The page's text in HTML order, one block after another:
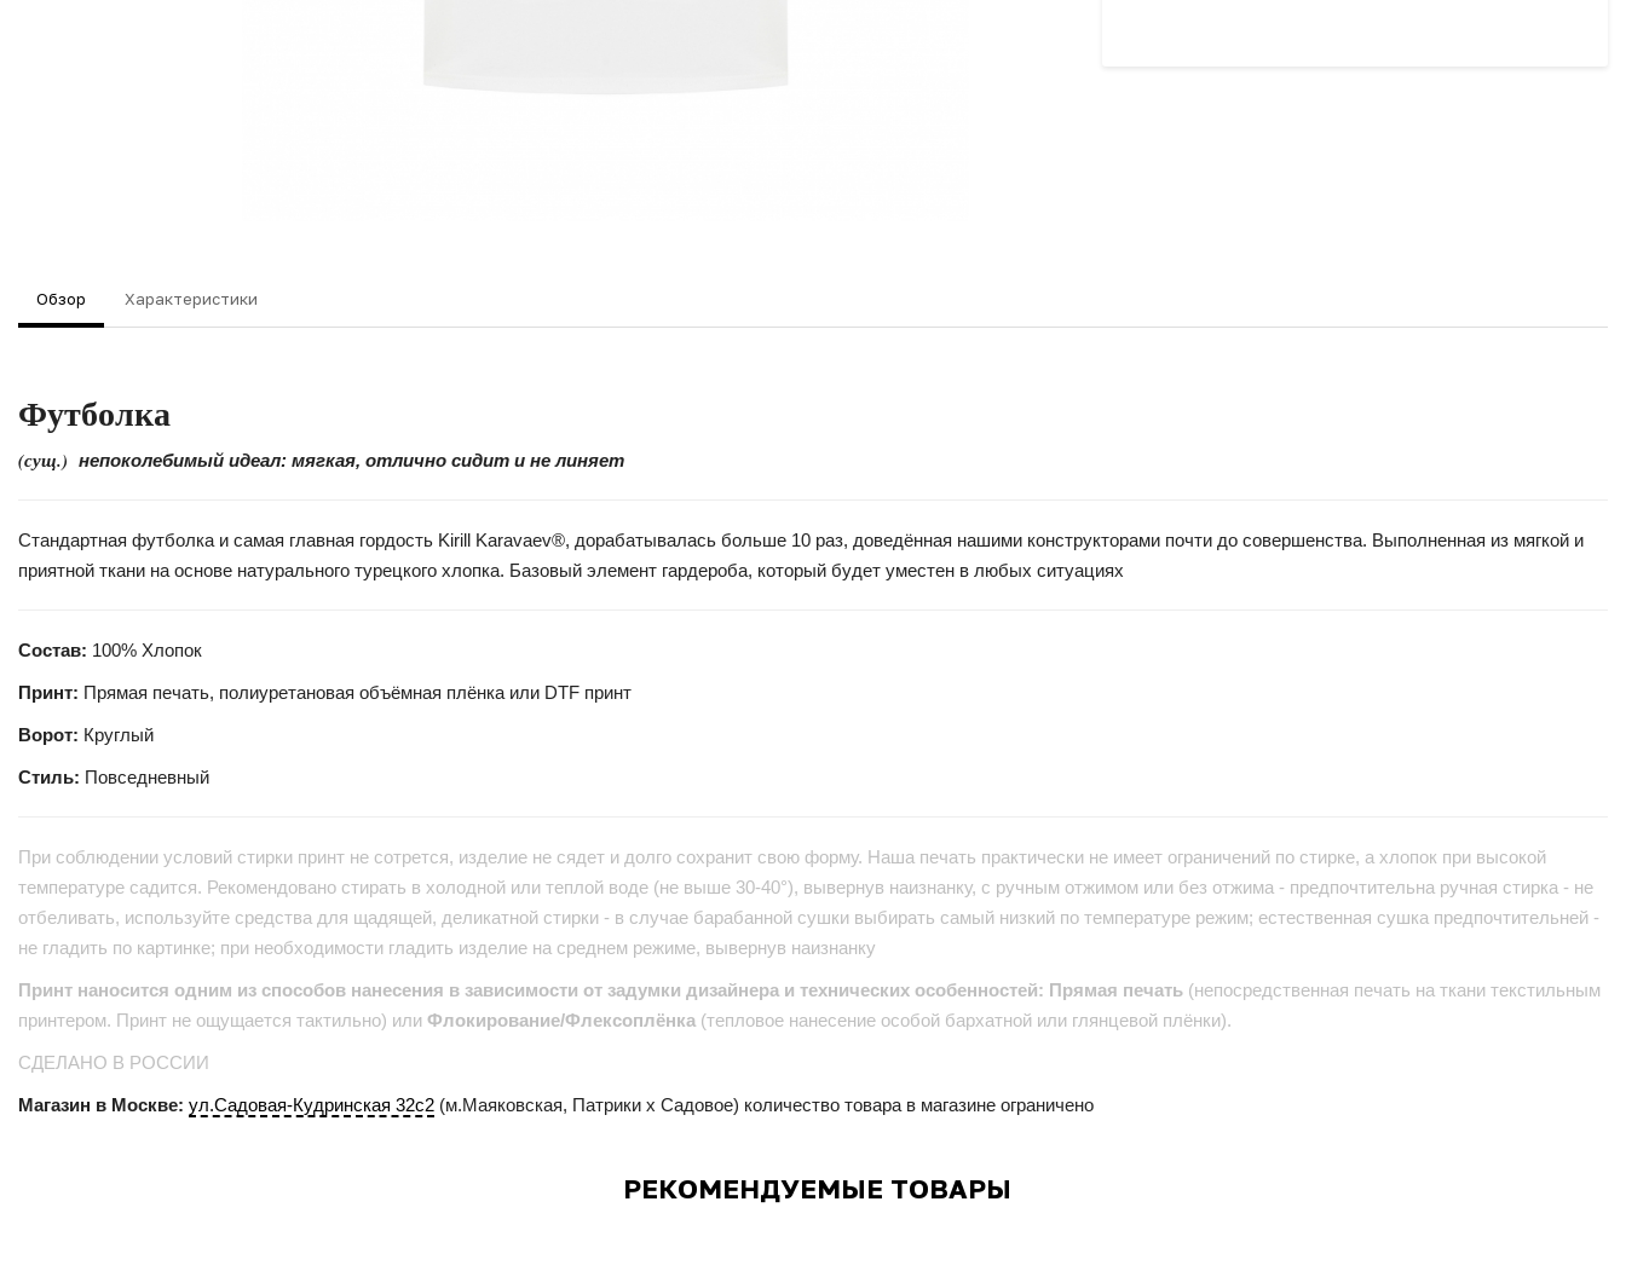
Обзор Характеристики
Футболка
(сущ.) непоколебимый идеал: мягкая, отлично сидит и не линяет
Стандартная футболка и самая главная гордость Kirill Karavaev®, дорабатывалась больше 10 раз, доведённая нашими конструкторами почти до совершенства. Выполненная из мягкой и
приятной ткани на основе натурального турецкого хлопка. Базовый элемент гардероба, который будет уместен в любых ситуациях
Состав: 100% Хлопок
Принт: Прямая печать, полиуретановая объёмная плёнка или DTF принт
Ворот: Круглый
Стиль: Повседневный
При соблюдении условий стирки принт не сотрется, изделие не сядет и долго сохранит свою форму. Наша печать практически не имеет ограничений по стирке, а хлопок при высокой
температуре садится. Рекомендовано стирать в холодной или теплой воде (не выше 30-40°), вывернув наизнанку, с ручным отжимом или без отжима - предпочтительна ручная стирка - не
отбеливать, используйте средства для щадящей, деликатной стирки - в случае барабанной сушки выбирать самый низкий по температуре режим; естественная сушка предпочтительней -
не гладить по картинке; при необходимости гладить изделие на среднем режиме, вывернув наизнанку
Принт наносится одним из способов нанесения в зависимости от задумки дизайнера и технических особенностей: Прямая печать (непосредственная печать на ткани текстильным
принтером. Принт не ощущается тактильно) или Флокирование/Флексоплёнка (тепловое нанесение особой бархатной или глянцевой плёнки).
СДЕЛАНО В РОССИИ
Магазин в Москве: ул.Садовая-Кудринская 32с2 (м.Маяковская, Патрики x Садовое) количество товара в магазине ограничено
РЕКОМЕНДУЕМЫЕ ТОВАРЫ